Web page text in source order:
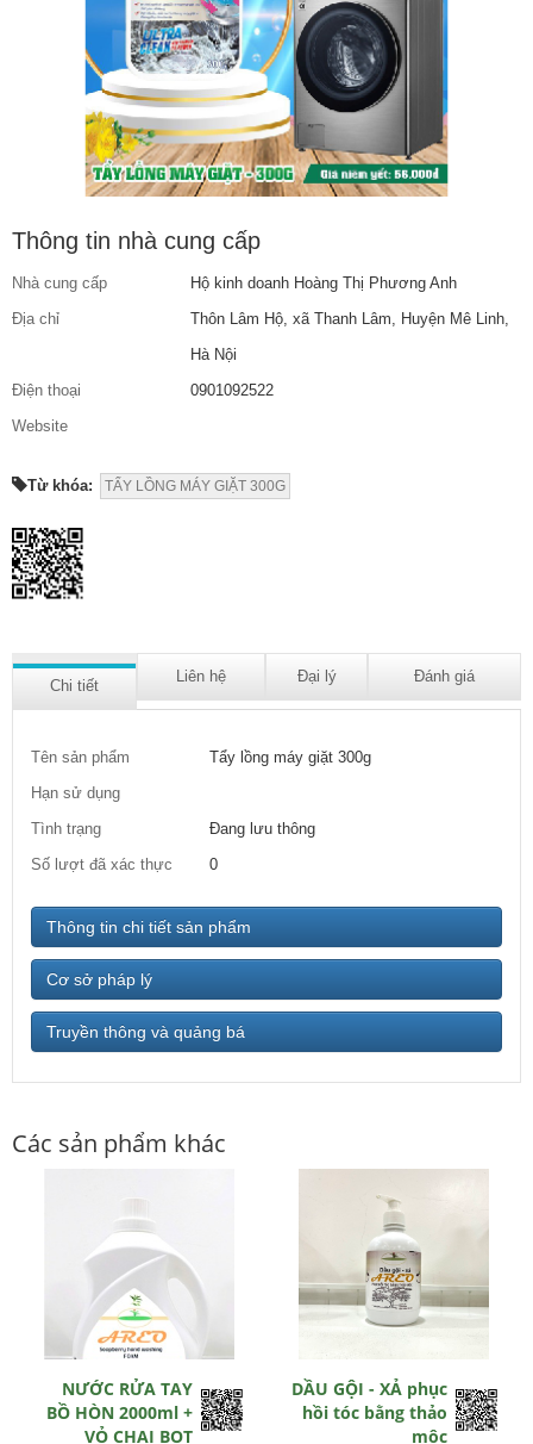
Thông tin nhà cung cấp
Nhà cung cấp
Hộ kinh doanh Hoàng Thị Phương Anh
Địa chỉ
Thôn Lâm Hộ, xã Thanh Lâm, Huyện Mê Linh,
Hà Nội
Điện thoại
0901092522
Website
Từ khóa: TẨY LỒNG MÁY GIẶT 300G
Chi tiết
Liên hệ Đại lý Đánh giá
Tên sản phẩm
Tẩy lồng máy giặt 300g
Hạn sử dụng
Tình trạng
Đang lưu thông
Số lượt đã xác thực
0
Thông tin chi tiết sản phẩm
Cơ sở pháp lý
Truyền thông và quảng bá
Các sản phẩm khác
NƯỚC RỬA TAY
BỒ HÒN 2000ml +
VỎ CHAI BỌT
DẦU GỘI - XẢ phục
hồi tóc bằng thảo
mộc